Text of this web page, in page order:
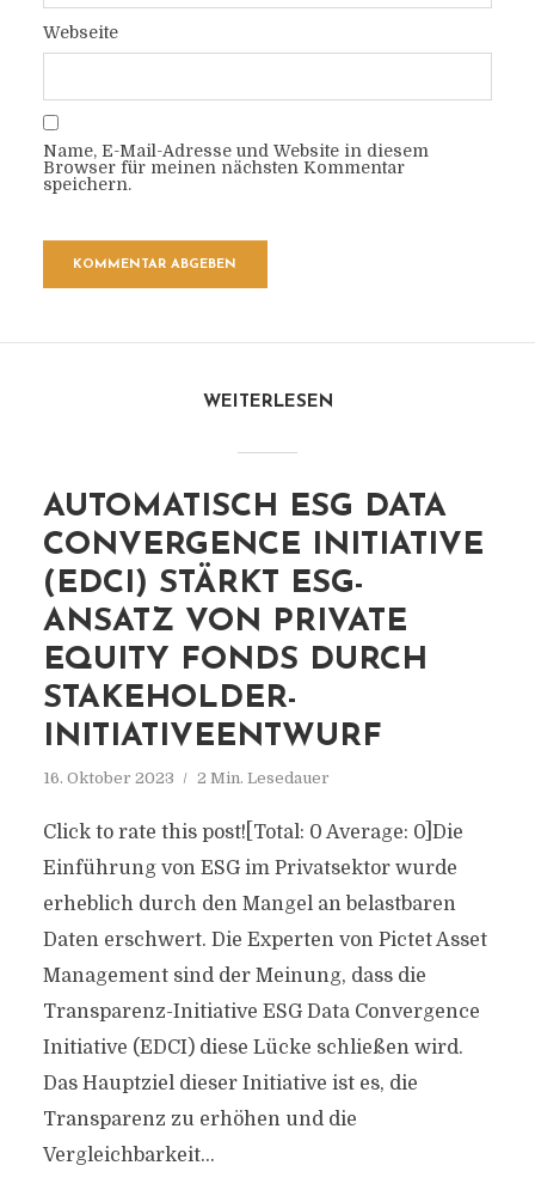
Webseite
Name, E-Mail-Adresse und Website in diesem
Browser für meinen nächsten Kommentar
speichern.
WEITERLESEN
AUTOMATISCH ESG DATA
CONVERGENCE INITIATIVE
(EDCI) STÄRKT ESG-
ANSATZ VON PRIVATE
EQUITY FONDS DURCH
STAKEHOLDER-
INITIATIVEENTWURF
16. Oktober 2023 2 Min. Lesedauer
Click to rate this post![Total: 0 Average: 0]Die
Einführung von ESG im Privatsektor wurde
erheblich durch den Mangel an belastbaren
Daten erschwert. Die Experten von Pictet Asset
Management sind der Meinung, dass die
Transparenz-Initiative ESG Data Convergence
Initiative (EDCI) diese Lücke schließen wird.
Das Hauptziel dieser Initiative ist es, die
Transparenz zu erhöhen und die
Vergleichbarkeit...